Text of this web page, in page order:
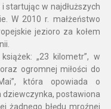
startując w najdłuższych
W 2010 r. małżeństwo
jezioro za kołem
„23 kilometr”, w
ogromnej miłości do
która opowiada o
dziewczynka, postawiona
żadnego błędu mroźnej